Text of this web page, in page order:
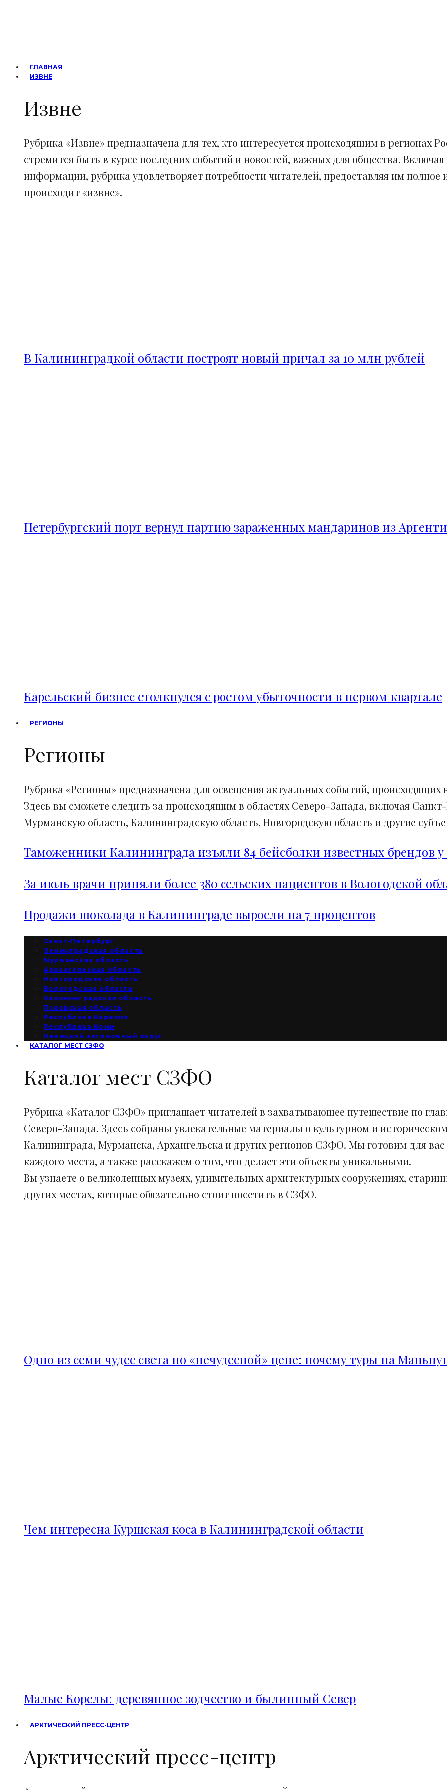
ГЛАВНАЯ
ИЗВНЕ
Извне
Рубрика «Извне» предназначена для тех, кто интересуется происходящим в регионах
стремится быть в курсе последних событий и новостей, важных для общества.
информации, рубрика удовлетворяет потребности читателей, предоставляя им полное
происходит «извне».
В Калининградкой области построят новый причал за 10 млн рублей
Петербургский порт вернул партию зараженных мандаринов из
Карельский бизнес столкнулся с ростом убыточности в первом квартале
РЕГИОНЫ
Регионы
Рубрика «Регионы» предназначена для освещения актуальных событий, происходящих
Здесь вы сможете следить за происходящим в областях Северо-Запада, включая
Мурманскую область, Калининградскую область, Новгородскую область и другие
Таможенники Калининграда изъяли 84 бейсболки известных брендов у
За июль врачи приняли более 380 сельских пациентов в Вологодской
Продажи шоколада в Калининграде выросли на 7 процентов
Санкт-Петербург
Ленинградская область
Мурманская область
Архангельская область
Новгородская область
Вологодская область
Калининградская область
Псковская область
Республика Карелия
Республика Коми
Ненецкий автономный округ
КАТАЛОГ МЕСТ СЗФО
Каталог мест СЗФО
Рубрика «Каталог СЗФО» приглашает читателей в захватывающее путешествие по
Северо-Запада. Здесь собраны увлекательные материалы о культурном и
Калининграда, Мурманска, Архангельска и других регионов СЗФО. Мы готовим для
каждого места, а также расскажем о том, что делает эти объекты уникальными.
Вы узнаете о великолепных музеях, удивительных архитектурных сооружениях,
других местах, которые обязательно стоит посетить в СЗФО.
Одно из семи чудес света по «нечудесной» цене: почему туры на
Чем интересна Куршская коса в Калининградской области
Малые Корелы: деревянное зодчество и былинный Север
АРКТИЧЕСКИЙ ПРЕСС-ЦЕНТР
Арктический пресс-центр